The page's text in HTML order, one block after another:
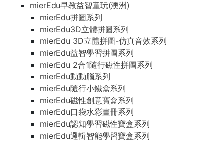
mierEdu早教益智童玩(澳洲)
mierEdu拼圖系列
mierEdu3D立體拼圖系列
mierEdu 3D立體拼圖-仿真音效系列
mierEdu益智學習拼圖系列
mierEdu 2合1隨行磁性拼圖系列
mierEdu動動腦系列
mierEdu隨行小鐵盒系列
mierEdu磁性創意寶盒系列
mierEdu口袋水彩畫冊系列
mierEdu認知學習磁性寶盒系列
mierEdu邏輯智能學習寶盒系列